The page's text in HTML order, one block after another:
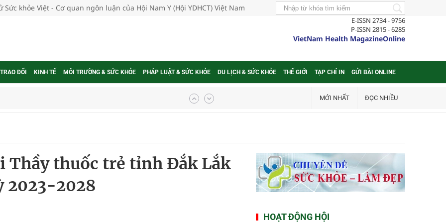
Sức khỏe Việt - Cơ quan ngôn luận của Hội Nam Y (Hội YDHCT) Việt Nam
E-ISSN 2734 - 9756
P-ISSN 2815 - 6285
VietNam Health MagazineOnline
ĐỔI KINH TẾ MÔI TRƯỜNG & SỨC KHỎE PHÁP LUẬT & SỨC KHỎE DU LỊCH & SỨC KHỎE THẾ GIỚI TẠP CHÍ IN GỬI BÀI ONLINE
thuốc
khám sàng lọc cho người dân
cực hiệu quả
gia
MỚI NHẤT ĐỌC NHIỀU
Thầy thuốc trẻ tỉnh Đắk Lắk
2023-2028
HOẠT ĐỘNG HỘI